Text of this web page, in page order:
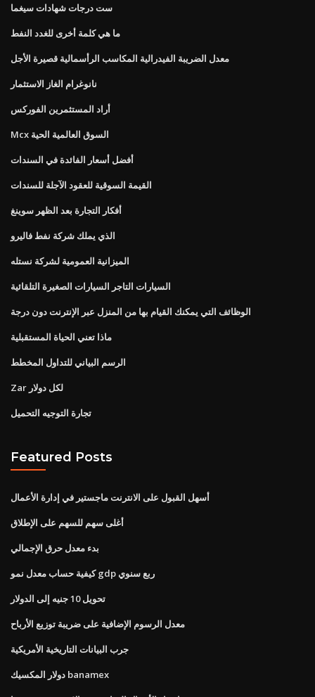
ست درجات شهادات سيغما
ما هي كلمة أخرى للغدد النفط
معدل الضريبة الفيدرالية المكاسب الرأسمالية قصيرة الأجل
نانوغرام الغاز الاستثمار
أراد المستثمرين الفوركس
Mcx السوق العالمية الحية
أفضل أسعار الفائدة في السندات
القيمة السوقية للعقود الآجلة للسندات
أفكار التجارة بعد الظهر سوينغ
الذي يملك شركة نفط فاليرو
الميزانية العمومية لشركة نستله
السيارات التاجر السيارات الصغيرة التلقائية
الوظائف التي يمكنك القيام بها من المنزل عبر الإنترنت دون درجة
ماذا تعني الحياة المستقبلية
الرسم البياني للتداول المخطط
Zar لكل دولار
تجارة التوجيه التحميل
Featured Posts
أسهل القبول على الانترنت ماجستير في إدارة الأعمال
أغلى سهم للسهم على الإطلاق
بدء معدل حرق الإجمالي
كيفية حساب معدل نمو gdp ربع سنوي
تحويل 10 جنيه إلى الدولار
معدل الرسوم الإضافية على ضريبة توزيع الأرباح
جرب البيانات التاريخية الأمريكية
دولار المكسيك banamex